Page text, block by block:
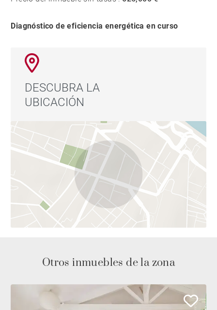
Diagnóstico de eficiencia energética en curso
DESCUBRA LA
UBICACIÓN
Otros inmuebles de la zona